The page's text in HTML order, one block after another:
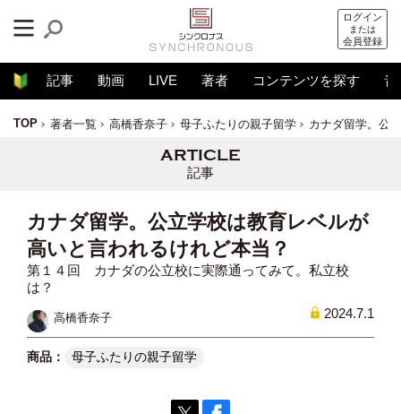
ログイン
または
会員登録
記事 動画 LIVE 著者 コンテンツを探す 音
TOP 著者一覧 高橋香奈子 母子ふたりの親子留学 カナダ留学。公
記事
カナダ留学。公立学校は教育レベルが
高いと言われるけれど本当？
第１４回 カナダの公立校に実際通ってみて。私立校
は？
高橋香奈子 2024.7.1
母子ふたりの親子留学